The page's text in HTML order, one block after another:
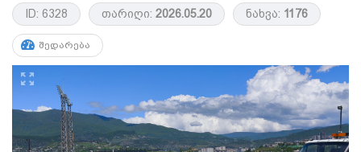
ID: 6328 თარიღი: 2026.05.20 ნახვა: 1176
ᲨᲔᲓᲐᲠᲔᲑᲐ